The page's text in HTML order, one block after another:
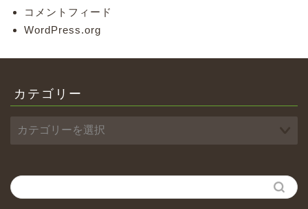
コメントフィード
WordPress.org
カテゴリー